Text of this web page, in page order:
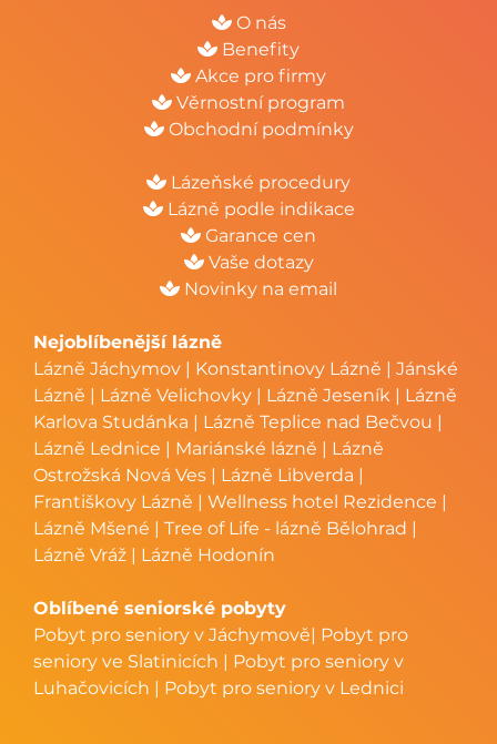
O nás
Benefity
Akce pro firmy
Věrnostní program
Obchodní podmínky
Lázeňské procedury
Lázně podle indikace
Garance cen
Vaše dotazy
Novinky na email
Nejoblíbenější lázně
Lázně Jáchymov | Konstantinovy Lázně | Jánské
Lázně | Lázně Velichovky | Lázně Jeseník | Lázně
Karlova Studánka | Lázně Teplice nad Bečvou |
Lázně Lednice | Mariánské lázně | Lázně
Ostrožská Nová Ves | Lázně Libverda |
Františkovy Lázně | Wellness hotel Rezidence |
Lázně Mšené | Tree of Life - lázně Bělohrad |
Lázně Vráž | Lázně Hodonín
Oblíbené seniorské pobyty
Pobyt pro seniory v Jáchymově| Pobyt pro
seniory ve Slatinicích | Pobyt pro seniory v
Luhačovicích | Pobyt pro seniory v Lednici